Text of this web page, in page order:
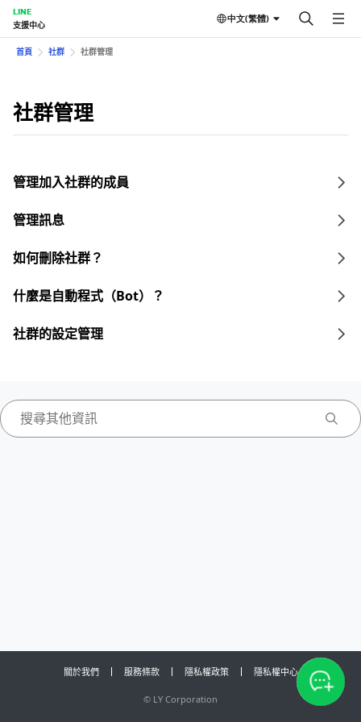
LINE
支援中心
中文(繁體)
首頁 社群 社群管理
社群管理
管理加入社群的成員
管理訊息
如何刪除社群？
什麼是自動程式（Bot）？
社群的設定管理
關於我們 服務條款 隱私權政策 隱私權中心
© LY Corporation